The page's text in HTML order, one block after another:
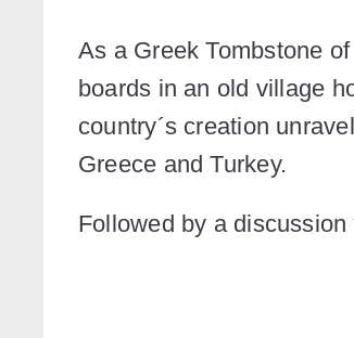
As a Greek Tombstone
boards in an old village
country´s creation
Greece and Turkey.
Followed by a